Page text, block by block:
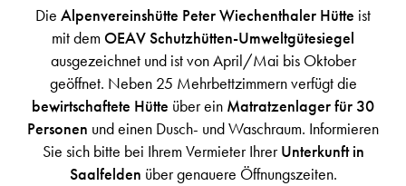
Die Alpenvereinshütte Peter Wiechenthaler Hütte ist
mit demOEAV Schutzhütten-Umweltgütesiegel
ausgezeichnet und ist von April/Mai bis Oktober
geöffnet. Neben 25 Mehrbettzimmern verfügt die
bewirtschaftete Hütte über ein Matratzenlager für 30
Personen und einen Dusch- und Waschraum. Informieren
Sie sich bitte bei Ihrem Vermieter IhrerUnterkunft in
Saalfelden über genauere Öffnungszeiten.